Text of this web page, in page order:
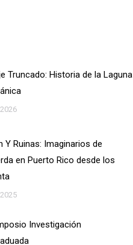
Truncado: Historia de la Laguna
Y Ruinas: Imaginarios de
en Puerto Rico desde los
Investigación